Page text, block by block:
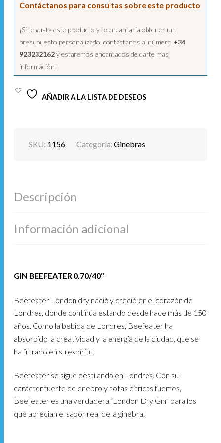
Contáctanos para consultas sobre este producto
¡Si te gusta este producto y te encantaría obtener un
presupuesto personalizado, contáctanos al número +34
923232162y estaremos encantados de darte más
información!
AÑADIR A LA LISTA DE DESEOS
SKU: 1156 Categoría:Ginebras
Descripción
Información adicional
GIN BEEFEATER 0.70/40º
Beefeater London dry nació y creció en el corazón de
Londres, donde continúa estando desde hace más de 150
años. Como la bebida de Londres, Beefeater ha
absorbido la creatividad y la energía de la ciudad, que se
ha filtrado en su espíritu.
Beefeater se sigue destilando en Londres. Con su
carácter fuerte de enebro y notas cítricas fuertes,
Beefeater es una verdadera “London Dry Gin” para los
que aprecian el sabor real de la ginebra.